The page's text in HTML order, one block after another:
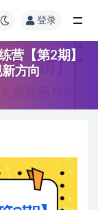
登录
营【第2期】
方向